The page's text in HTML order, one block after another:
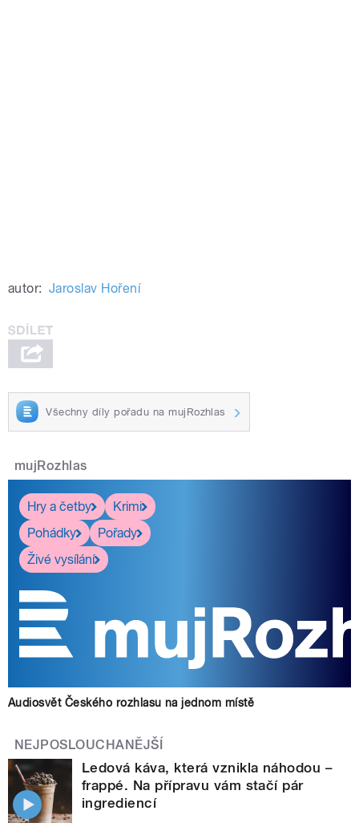
autor: Jaroslav Hoření
Všechny díly pořadu na mujRozhlas
mujRozhlas
Hry a četby
Krimi
Pohádky
Pořady
Živé vysílání
Audiosvět Českého rozhlasu na jednom místě
NEJPOSLOUCHANĚJŠÍ
Ledová káva, která vznikla náhodou –
frappé. Na přípravu vám stačí pár
ingrediencí